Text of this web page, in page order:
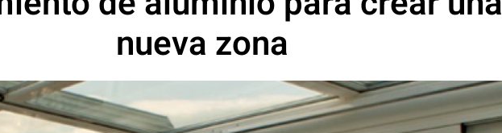
nueva zona